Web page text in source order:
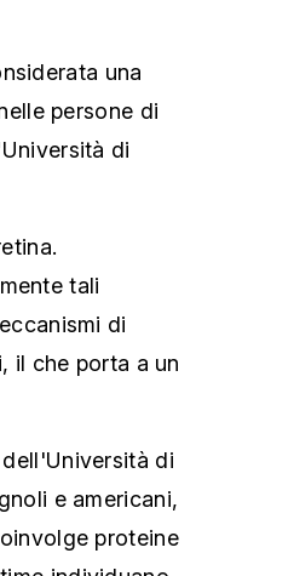
una
persone di
di
tali
di
il che porta a un
di
e americani,
proteine